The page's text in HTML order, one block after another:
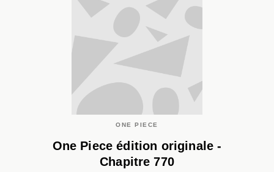
ONE PIECE
One Piece édition originale -
Chapitre 770